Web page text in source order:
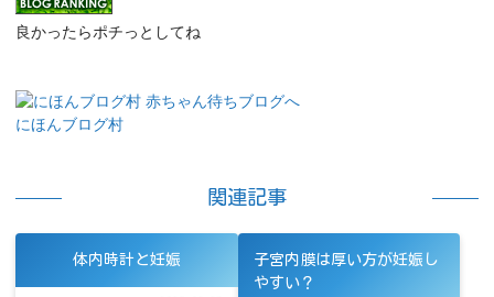
良かったらポチっとしてね
にほんブログ村
関連記事
体内時計と妊娠
子宮内膜は厚い方が妊娠し
やすい？